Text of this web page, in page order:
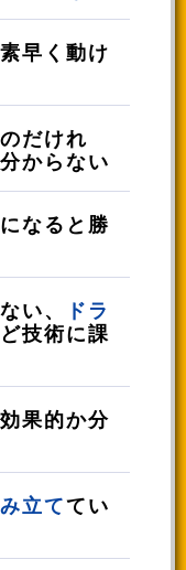
早く動け
だけれ
からない
なると勝
い、
ドラ
技術に課
果的か分
立ててい